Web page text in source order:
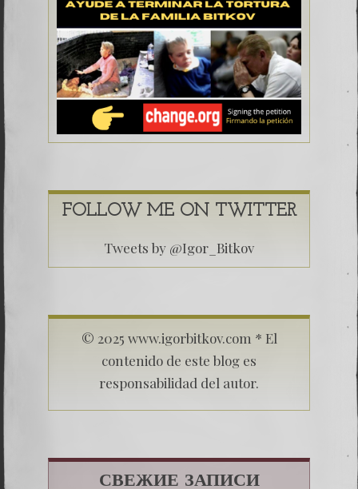
FOLLOW ME ON TWITTER
Tweets by @Igor_Bitkov
© 2025 www.igorbitkov.com * El
contenido de este blog es
responsabilidad del autor.
СВЕЖИЕ ЗАПИСИ